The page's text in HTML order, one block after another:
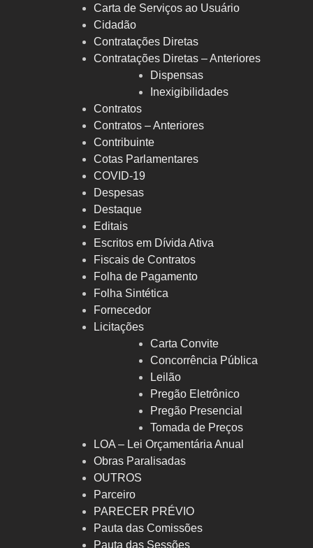
Carta de Serviços ao Usuário
Cidadão
Contratações Diretas
Contratações Diretas – Anteriores
Dispensas
Inexigibilidades
Contratos
Contratos – Anteriores
Contribuinte
Cotas Parlamentares
COVID-19
Despesas
Destaque
Editais
Escritos em Dívida Ativa
Fiscais de Contratos
Folha de Pagamento
Folha Sintética
Fornecedor
Licitações
Carta Convite
Concorrência Pública
Leilão
Pregão Eletrônico
Pregão Presencial
Tomada de Preços
LOA – Lei Orçamentária Anual
Obras Paralisadas
OUTROS
Parceiro
PARECER PRÉVIO
Pauta das Comissões
Pauta das Sessões